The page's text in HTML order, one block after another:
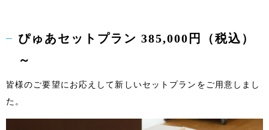
ぴゅあセットプラン 385,000円（税込）
～
皆様のご要望にお応えして新しいセットプランをご用意しまし
た。